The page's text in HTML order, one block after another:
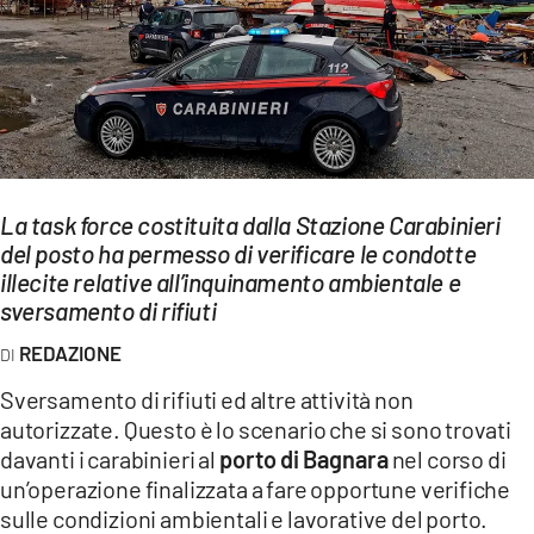
EVENTI
SPORT
Streaming
LAC NETWORK
LAC ONAIR
LaC
LACPLAY.IT
LACTV.IT
LACONAIR.IT
La task force costituita dalla Stazione Carabinieri
del posto ha permesso di verificare le condotte
illecite relative all’inquinamento ambientale e
sversamento di rifiuti
REDAZIONE
Sversamento di rifiuti ed altre attività non
autorizzate. Questo è lo scenario che si sono trovati
davanti i carabinieri al porto di Bagnaranel corso di
un’operazione finalizzata a fare opportune verifiche
sulle condizioni ambientali e lavorative del porto.